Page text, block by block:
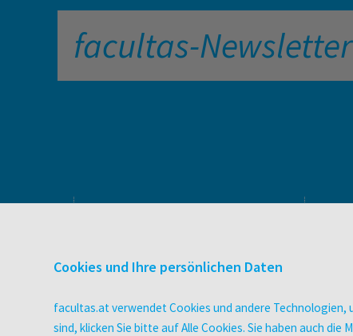
facultas-Newsletter
Buchhandel
Druckerei facultas druckt.
Wissen Magazin
Cookies und Ihre persönlichen Daten
facultas.at verwendet Cookies und andere Technologien,
sind, klicken Sie bitte auf Alle Cookies. Sie haben auch